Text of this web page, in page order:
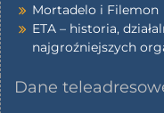
Mortadelo i Filemon
ETA – historia,
najgroźniejszych
Dane